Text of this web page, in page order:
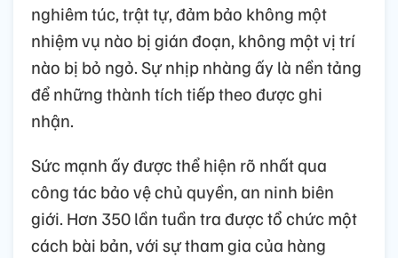
nghiêm túc, trật tự, đảm bảo không một
nhiệm vụ nào bị gián đoạn, không một vị trí
nào bị bỏ ngỏ. Sự nhịp nhàng ấy là nền tảng
để những thành tích tiếp theo được ghi
nhận.
Sức mạnh ấy được thể hiện rõ nhất qua
công tác bảo vệ chủ quyền, an ninh biên
giới. Hơn 350 lần tuần tra được tổ chức một
cách bài bản, với sự tham gia của hàng